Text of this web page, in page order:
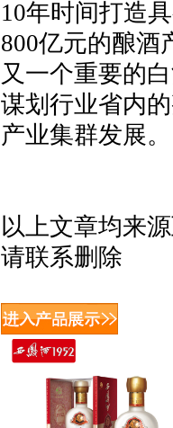
10年时间打造
800亿元的酿酒
又一个重要的
谋划行业省内
产业集群发展。
以上文章均来
请联系删除